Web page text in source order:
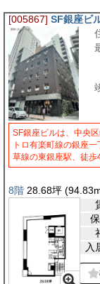
[005867] SF銀座ビ
SF銀座ビルは、中央
トロ有楽町線の銀座
草線の東銀座駅、徒
8階 28.68坪 (94.83
入